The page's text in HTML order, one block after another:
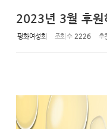
2023년 3월 후원
평화여성회 조회 수 2226 추